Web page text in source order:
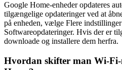
Google Home-enheder opdateres
tilgængelige opdateringer ved at
på enheden, vælge Flere
Softwareopdateringer. Hvis der er
downloade og installere dem herfra.
Hvordan skifter man Wi-